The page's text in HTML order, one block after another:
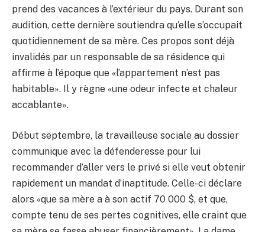
prend des vacances à l’extérieur du pays. Durant son
audition, cette dernière soutiendra qu’elle s’occupait
quotidiennement de sa mère. Ces propos sont déjà
invalidés par un responsable de sa résidence qui
affirme à l’époque que «l’appartement n’est pas
habitable». Il y règne «une odeur infecte et chaleur
accablante».
Début septembre, la travailleuse sociale au dossier
communique avec la défenderesse pour lui
recommander d’aller vers le privé si elle veut obtenir
rapidement un mandat d’inaptitude. Celle-ci déclare
alors «que sa mère a à son actif 70 000 $, et que,
compte tenu de ses pertes cognitives, elle craint que